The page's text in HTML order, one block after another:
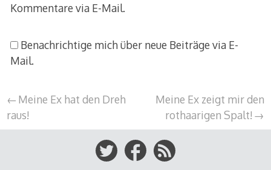
Kommentare via E-Mail.
Benachrichtige mich über neue Beiträge via E-
Mail.
Beitragsnavigation
Meine Ex hat den Dreh
raus!
Meine Ex zeigt mir den
rothaarigen Spalt!